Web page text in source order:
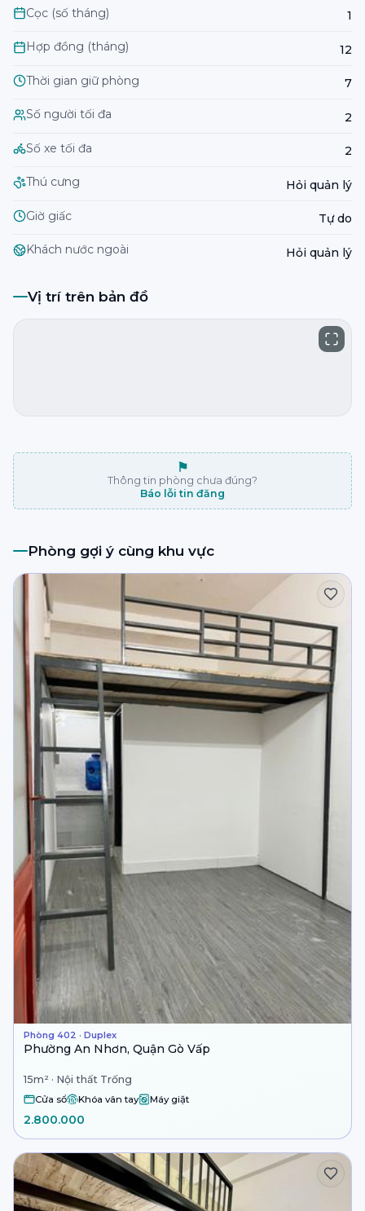
Cọc (số tháng) 1
Hợp đồng (tháng) 12
Thời gian giữ phòng 7
Số người tối đa 2
Số xe tối đa 2
Thú cưng Hỏi quản lý
Giờ giấc Tự do
Khách nước ngoài Hỏi quản lý
Vị trí trên bản đồ
⚑
Thông tin phòng chưa đúng?
Báo lỗi tin đăng
Phòng gợi ý cùng khu vực
Phòng 402 · Duplex
Phường An Nhơn, Quận Gò Vấp
15m² · Nội thất Trống
Cửa sổ Khóa vân tay Máy giặt
2.800.000